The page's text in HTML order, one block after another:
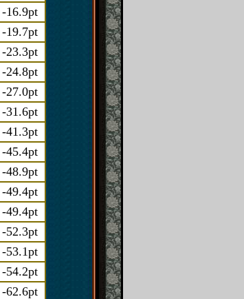
-16.9pt
-19.7pt
-23.3pt
-24.8pt
-27.0pt
-31.6pt
-41.3pt
-45.4pt
-48.9pt
-49.4pt
-49.4pt
-52.3pt
-53.1pt
-54.2pt
-62.6pt